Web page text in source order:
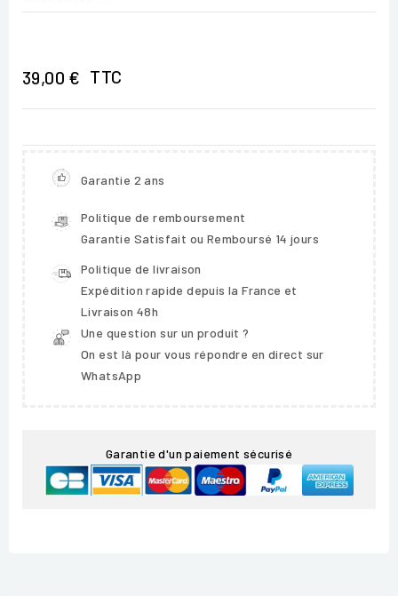
39,00 € TTC
Garantie 2 ans
Politique de remboursement
Garantie Satisfait ou Remboursé 14 jours
Politique de livraison
Expédition rapide depuis la France et
Livraison 48h
Une question sur un produit ?
On est là pour vous répondre en direct sur
WhatsApp
Garantie d'un paiement sécurisé